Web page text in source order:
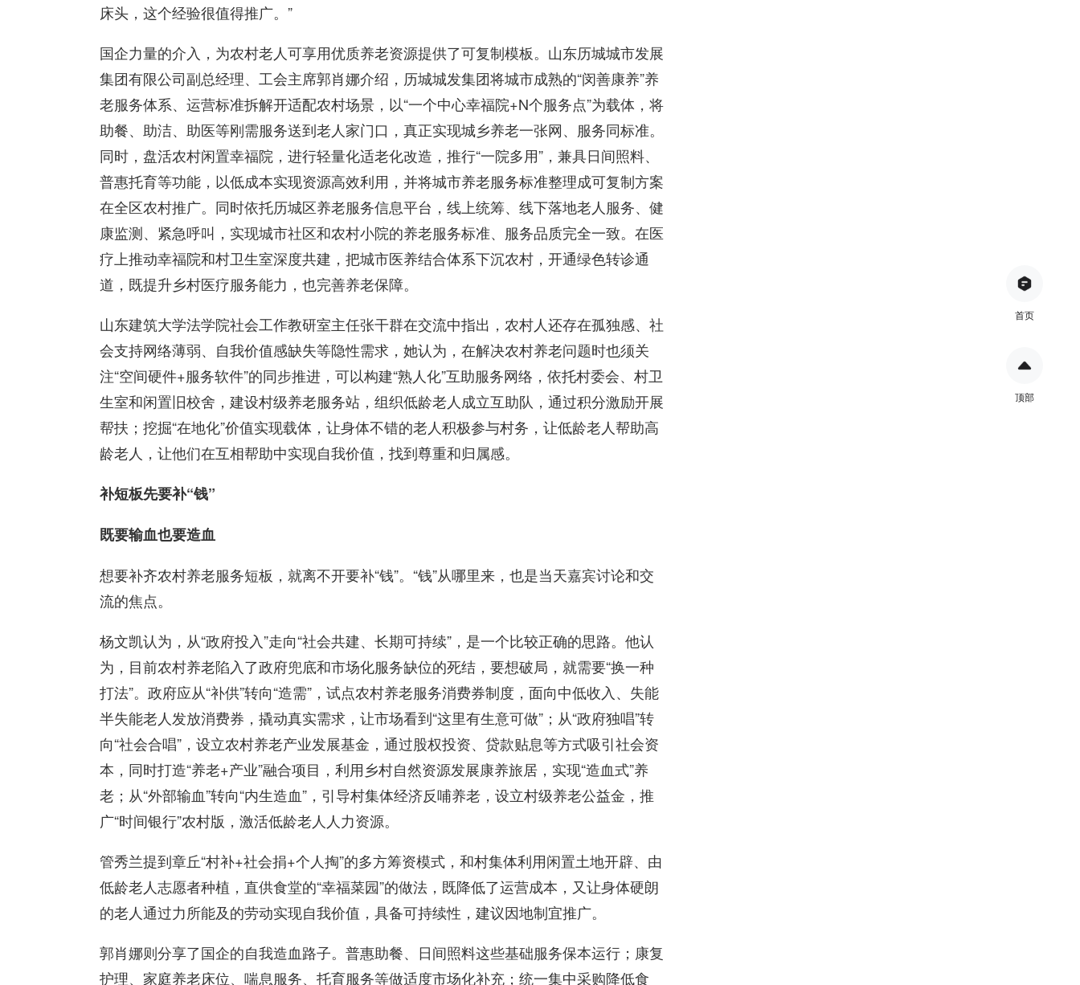
床头，这个经验很值得推广。”
国企力量的介入，为农村老人可享用优质养老资源提供了可复制模板。山东历城城市发展
集团有限公司副总经理、工会主席郭肖娜介绍，历城城发集团将城市成熟的“闵善康养”养
老服务体系、运营标准拆解开适配农村场景，以“一个中心幸福院+N个服务点”为载体，将
助餐、助洁、助医等刚需服务送到老人家门口，真正实现城乡养老一张网、服务同标准。
同时，盘活农村闲置幸福院，进行轻量化适老化改造，推行“一院多用”，兼具日间照料、
普惠托育等功能，以低成本实现资源高效利用，并将城市养老服务标准整理成可复制方案
在全区农村推广。同时依托历城区养老服务信息平台，线上统筹、线下落地老人服务、健
康监测、紧急呼叫，实现城市社区和农村小院的养老服务标准、服务品质完全一致。在医
疗上推动幸福院和村卫生室深度共建，把城市医养结合体系下沉农村，开通绿色转诊通
道，既提升乡村医疗服务能力，也完善养老保障。
山东建筑大学法学院社会工作教研室主任张干群在交流中指出，农村人还存在孤独感、社
会支持网络薄弱、自我价值感缺失等隐性需求，她认为，在解决农村养老问题时也须关
注“空间硬件+服务软件”的同步推进，可以构建“熟人化”互助服务网络，依托村委会、村卫
生室和闲置旧校舍，建设村级养老服务站，组织低龄老人成立互助队，通过积分激励开展
帮扶；挖掘“在地化”价值实现载体，让身体不错的老人积极参与村务，让低龄老人帮助高
龄老人，让他们在互相帮助中实现自我价值，找到尊重和归属感。
补短板先要补“钱”
既要输血也要造血
想要补齐农村养老服务短板，就离不开要补“钱”。“钱”从哪里来，也是当天嘉宾讨论和交
流的焦点。
杨文凯认为，从“政府投入”走向“社会共建、长期可持续”，是一个比较正确的思路。他认
为，目前农村养老陷入了政府兜底和市场化服务缺位的死结，要想破局，就需要“换一种
打法”。政府应从“补供”转向“造需”，试点农村养老服务消费券制度，面向中低收入、失能
半失能老人发放消费券，撬动真实需求，让市场看到“这里有生意可做”；从“政府独唱”转
向“社会合唱”，设立农村养老产业发展基金，通过股权投资、贷款贴息等方式吸引社会资
本，同时打造“养老+产业”融合项目，利用乡村自然资源发展康养旅居，实现“造血式”养
老；从“外部输血”转向“内生造血”，引导村集体经济反哺养老，设立村级养老公益金，推
广“时间银行”农村版，激活低龄老人人力资源。
管秀兰提到章丘“村补+社会捐+个人掏”的多方筹资模式，和村集体利用闲置土地开辟、由
低龄老人志愿者种植，直供食堂的“幸福菜园”的做法，既降低了运营成本，又让身体硬朗
的老人通过力所能及的劳动实现自我价值，具备可持续性，建议因地制宜推广。
郭肖娜则分享了国企的自我造血路子。普惠助餐、日间照料这些基础服务保本运行；康复
护理、家庭养老床位、喘息服务、托育服务等做适度市场化补充；统一集中采购降低食
首页
顶部